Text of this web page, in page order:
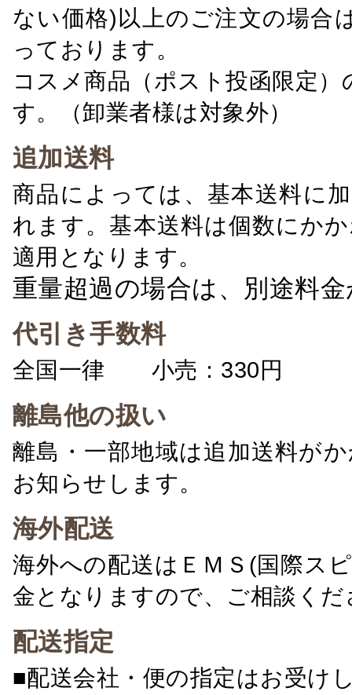
ない価格)以上のご注文の場合
っております。
コスメ商品（ポスト投函限定
す。（卸業者様は対象外）
追加送料
商品によっては、基本送料に
れます。基本送料は個数にか
適用となります。
重量超過の場合は、別途料
代引き手数料
全国一律 小売：330円 卸
離島他の扱い
離島・一部地域は追加送料が
お知らせします。
海外配送
海外への配送はＥＭＳ(国際ス
金となりますので、ご相談くだ
配送指定
■配送会社・便の指定はお受け